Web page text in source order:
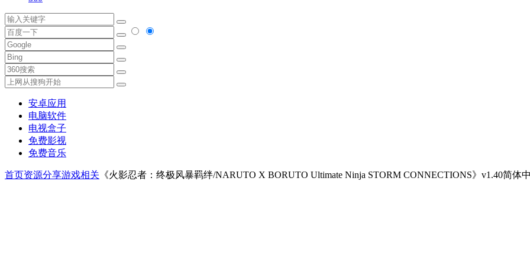
安卓应用
电脑软件
电视盒子
免费影视
免费音乐
首页资源分享游戏相关 《火影忍者：终极风暴羁绊/NARUTO X BORUTO Ultimate Ninja STORM CONNECTIONS》v1.40简体